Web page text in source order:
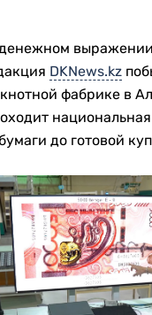
DKNews.kz
фабрике в
до готовой